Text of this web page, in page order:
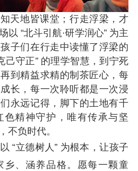
天地皆课堂；行走浮梁，才
以 “北斗引航·研学润心” 为主
子们在行走中读懂了浮梁的
己守正” 的理学智慧，到宁死
到精益求精的制茶匠心，每
长，每一次聆听都是一次浸
永远记得，脚下的土地有千
色精神守护，唯有传承与坚
不负时代。
“立德树人” 为根本，让孩子
乡、涵养品格。愿每一颗童